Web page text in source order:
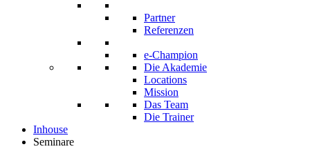
Partner
Referenzen
e-Champion
Die Akademie
Locations
Mission
Das Team
Die Trainer
Inhouse
Seminare